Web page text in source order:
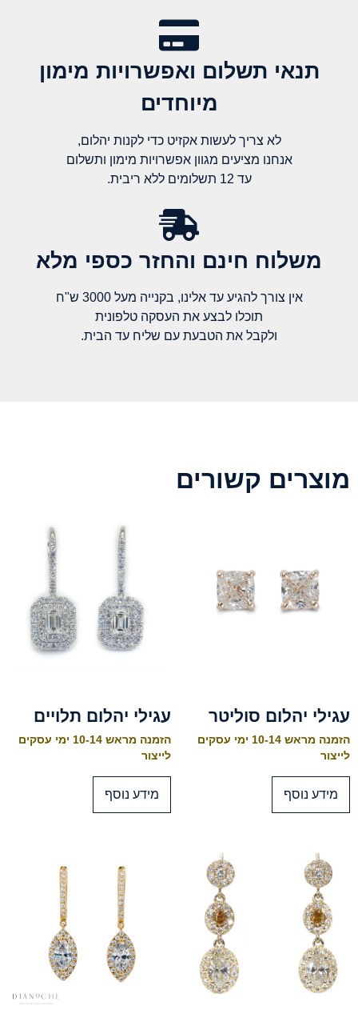
תנאי תשלום ואפשרויות מימון
מיוחדים
לא צריך לעשות אקזיט כדי לקנות יהלום,
אנחנו מציעים מגוון אפשרויות מימון ותשלום
עד 12 תשלומים ללא ריבית.
משלוח חינם והחזר כספי מלא​
אין צורך להגיע עד אלינו, בקנייה מעל 3000 ש"ח
תוכלו לבצע את העסקה טלפונית
ולקבל את הטבעת עם שליח עד הבית.
מוצרים קשורים
עגילי יהלום סוליטר
הזמנה מראש 10-14 ימי עסקים
לייצור
מידע נוסף
עגילי יהלום תלויים
הזמנה מראש 10-14 ימי עסקים
לייצור
מידע נוסף